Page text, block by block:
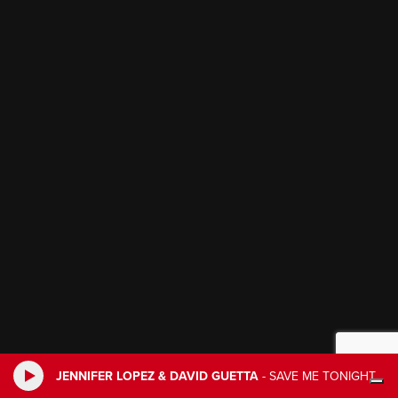
JENNIFER LOPEZ & DAVID GUETTA - SAVE ME TONIGHT